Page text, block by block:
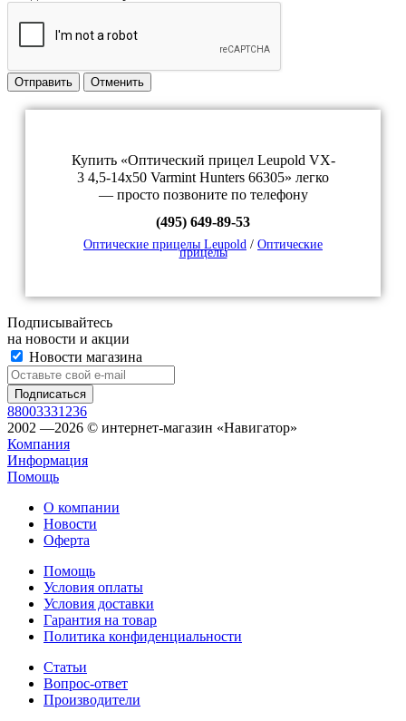
Отправить Отменить
Купить «Оптический прицел Leupold VX-
3 4,5-14x50 Varmint Hunters 66305» легко
— просто позвоните по телефону
(495) 649-89-53
Оптические прицелы Leupold / Оптические
прицелы
Подписывайтесь
на новости и акции
Новости магазина
88003331236
2002 —2026 © интернет-магазин «Навигатор»
Компания
Информация
Помощь
О компании
Новости
Оферта
Помощь
Условия оплаты
Условия доставки
Гарантия на товар
Политика конфиденциальности
Статьи
Вопрос-ответ
Производители